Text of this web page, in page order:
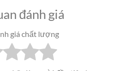
đánh giá
giá chất lượng